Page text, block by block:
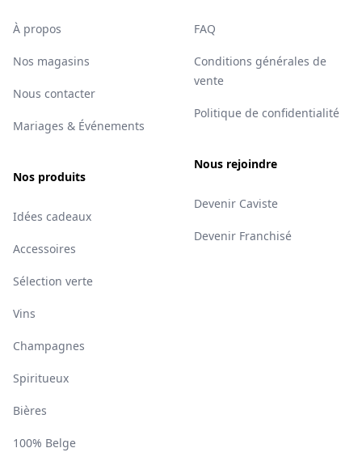
À propos
Nos magasins
Nous contacter
Mariages & Événements
Nos produits
Idées cadeaux
Accessoires
Sélection verte
Vins
Champagnes
Spiritueux
Bières
100% Belge
FAQ
Conditions générales de
vente
Politique de confidentialité
Nous rejoindre
Devenir Caviste
Devenir Franchisé